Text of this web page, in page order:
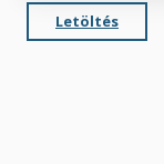
Letöltés